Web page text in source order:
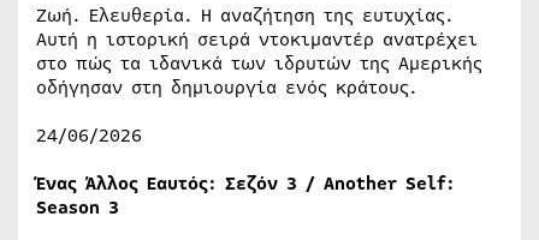
Ζωή. Ελευθερία. Η αναζήτηση της ευτυχίας.
Αυτή η ιστορική σειρά ντοκιμαντέρ ανατρέχει
στο πώς τα ιδανικά των ιδρυτών της Αμερικής
οδήγησαν στη δημιουργία ενός κράτους.
24/06/2026
Ένας Άλλος Εαυτός: Σεζόν 3 / Another Self:
Season 3